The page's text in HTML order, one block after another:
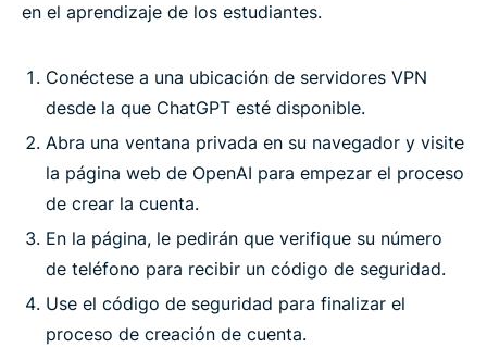
en el aprendizaje de los estudiantes.
Conéctese a una ubicación de servidores VPN
desde la que ChatGPT esté disponible.
Abra una ventana privada en su navegador y visite
la página web de OpenAI para empezar el proceso
de crear la cuenta.
En la página, le pedirán que verifique su número
de teléfono para recibir un código de seguridad.
Use el código de seguridad para finalizar el
proceso de creación de cuenta.